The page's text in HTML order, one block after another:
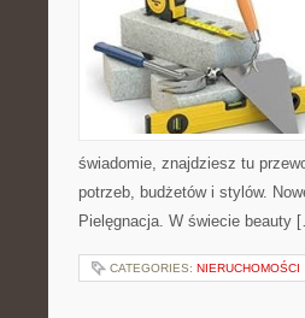
świadomie, znajdziesz tu
potrzeb, budżetów i stylów.
Pielęgnacja. W świecie beauty
CATEGORIES: NIERUCHOMOŚCI